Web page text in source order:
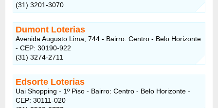
(31) 3201-3070
Dumont Loterias
Avenida Augusto Lima, 744 - Bairro: Centro - Belo Horizonte
- CEP: 30190-922
(31) 3274-2711
Edsorte Loterias
Uai Shopping - 1º Piso - Bairro: Centro - Belo Horizonte -
CEP: 30111-020